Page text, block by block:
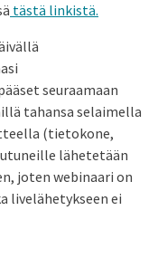
tästä linkistä.
seuraamaan
tahansa selaimella
(tietokone,
lähetetään
joten webinaari on
livelähetykseen ei